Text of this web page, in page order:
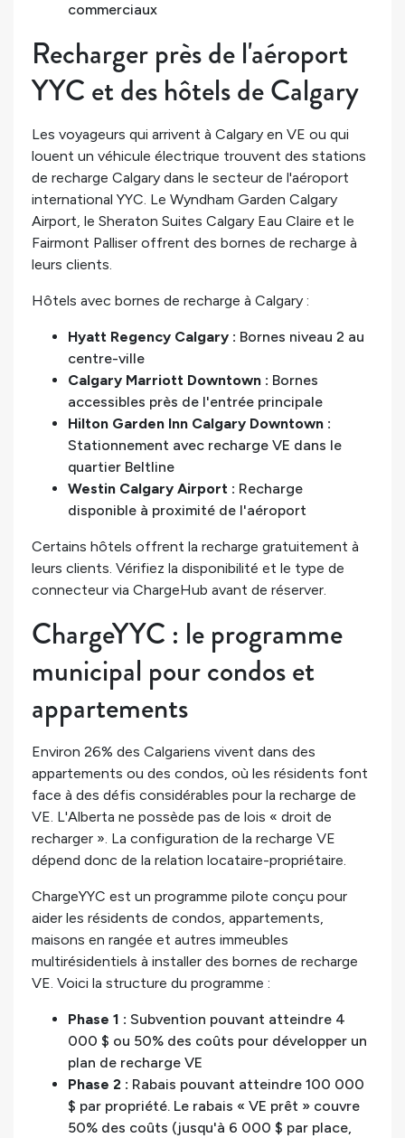
commerciaux
Recharger près de l'aéroport
YYC et des hôtels de Calgary
Les voyageurs qui arrivent à Calgary en VE ou qui
louent un véhicule électrique trouvent des stations
de recharge Calgary dans le secteur de l'aéroport
international YYC. Le Wyndham Garden Calgary
Airport, le Sheraton Suites Calgary Eau Claire et le
Fairmont Palliser offrent des bornes de recharge à
leurs clients.
Hôtels avec bornes de recharge à Calgary :
Hyatt Regency Calgary : Bornes niveau 2 au
centre-ville
Calgary Marriott Downtown : Bornes
accessibles près de l'entrée principale
Hilton Garden Inn Calgary Downtown :
Stationnement avec recharge VE dans le
quartier Beltline
Westin Calgary Airport : Recharge
disponible à proximité de l'aéroport
Certains hôtels offrent la recharge gratuitement à
leurs clients. Vérifiez la disponibilité et le type de
connecteur via ChargeHub avant de réserver.
ChargeYYC : le programme
municipal pour condos et
appartements
Environ 26% des Calgariens vivent dans des
appartements ou des condos, où les résidents font
face à des défis considérables pour la recharge de
VE. L'Alberta ne possède pas de lois « droit de
recharger ». La configuration de la recharge VE
dépend donc de la relation locataire-propriétaire.
ChargeYYC est un programme pilote conçu pour
aider les résidents de condos, appartements,
maisons en rangée et autres immeubles
multirésidentiels à installer des bornes de recharge
VE. Voici la structure du programme :
Phase 1 : Subvention pouvant atteindre 4
000 $ ou 50% des coûts pour développer un
plan de recharge VE
Phase 2 : Rabais pouvant atteindre 100 000
$ par propriété. Le rabais « VE prêt » couvre
50% des coûts (jusqu'à 6 000 $ par place,